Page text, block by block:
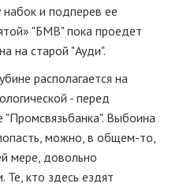
набок и подперев ее
"БМВ" пока проедет
на старой "Ауди".
располагается на
- перед
Выбоина
можно, в общем-то,
мере, довольно
Те, кто здесь ездят